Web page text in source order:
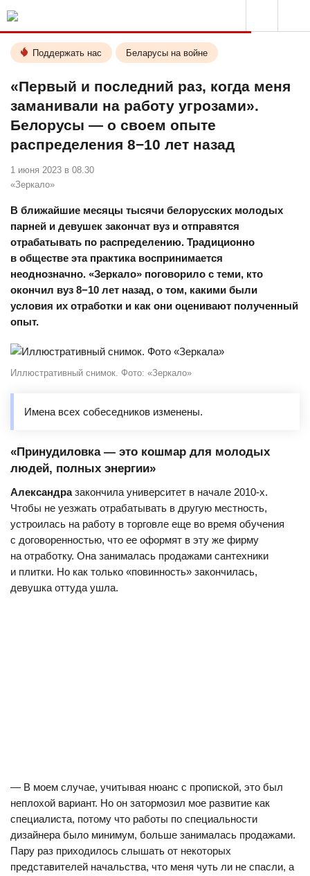
Поддержать нас Беларусы на войне
«Первый и последний раз, когда меня
заманивали на работу угрозами».
Белорусы — о своем опыте
распределения 8−10 лет назад
1 июня 2023 в 08.30
«Зеркало»
В ближайшие месяцы тысячи белорусских молодых
парней и девушек закончат вуз и отправятся
отрабатывать по распределению. Традиционно
в обществе эта практика воспринимается
неоднозначно. «Зеркало» поговорило с теми, кто
окончил вуз 8−10 лет назад, о том, какими были
условия их отработки и как они оценивают полученный
опыт.
Иллюстративный снимок. Фото: «Зеркало»
Имена всех собеседников изменены.
«Принудиловка — это кошмар для молодых
людей, полных энергии»
Александразакончила университет в начале 2010-х.
Чтобы не уезжать отрабатывать в другую местность,
устроилась на работу в торговле еще во время обучения
с договоренностью, что ее оформят в эту же фирму
на отработку. Она занималась продажами сантехники
и плитки. Но как только «повинность» закончилась,
девушка оттуда ушла.
— В моем случае, учитывая нюанс с пропиской, это был
неплохой вариант. Но он затормозил мое развитие как
специалиста, потому что работы по специальности
дизайнера было минимум, больше занималась продажами.
Пару раз приходилось слышать от некоторых
представителей начальства, что меня чуть ли не спасли, а